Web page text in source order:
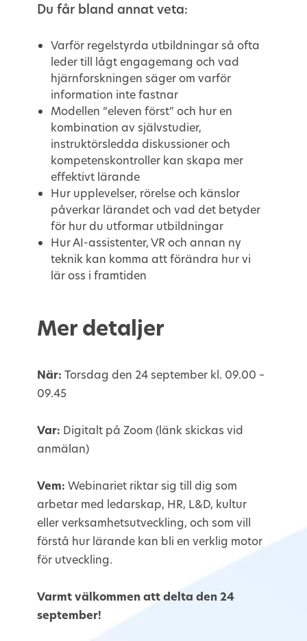
Du får bland annat veta:
Varför regelstyrda utbildningar så ofta
leder till lågt engagemang och vad
hjärnforskningen säger om varför
information inte fastnar
Modellen “eleven först” och hur en
kombination av självstudier,
instruktörsledda diskussioner och
kompetenskontroller kan skapa mer
effektivt lärande
Hur upplevelser, rörelse och känslor
påverkar lärandet och vad det betyder
för hur du utformar utbildningar
Hur AI-assistenter, VR och annan ny
teknik kan komma att förändra hur vi
lär oss i framtiden
Mer detaljer
När:Torsdag den 24 september kl. 09.00 –
09.45
Var: Digitalt på Zoom (länk skickas vid
anmälan)
Vem: Webinariet riktar sig till dig som
arbetar med ledarskap, HR, L&D, kultur
eller verksamhetsutveckling, och som vill
förstå hur lärande kan bli en verklig motor
för utveckling.
Varmt välkommen att delta den 24
september!